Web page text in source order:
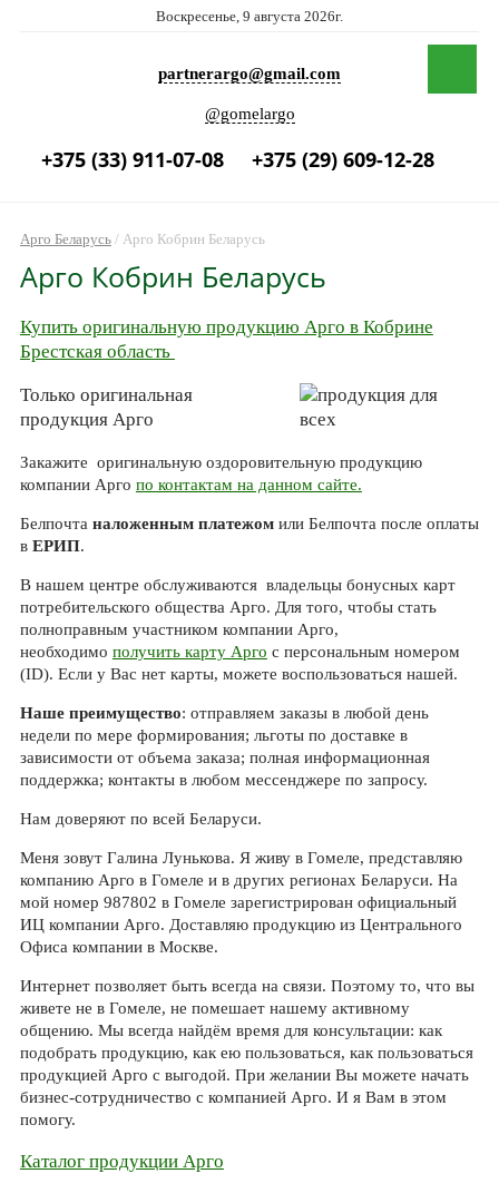
Воскресенье, 9 августа 2026г.
partnerargo@gmail.com
@gomelargo
+375 (33) 911-07-08 +375 (29) 609-12-28
Арго Беларусь/ Арго Кобрин Беларусь
Арго Кобрин Беларусь
Купить оригинальную продукцию Арго в Кобрине
Брестская область
Только оригинальная
продукция Арго
Закажите оригинальную оздоровительную продукцию
компании Арго по контактам на данном сайте.
Белпочта наложенным платежомили Белпочта после оплаты
в ЕРИП.
В нашем центре обслуживаются владельцы бонусных карт
потребительского общества Арго. Для того, чтобы стать
полноправным участником компании Арго,
необходимо получить карту Арго с персональным номером
(ID). Если у Вас нет карты, можете воспользоваться нашей.
Наше преимущество: отправляем заказы в любой день
недели по мере формирования; льготы по доставке в
зависимости от объема заказа; полная информационная
поддержка; контакты в любом мессенджере по запросу.
Нам доверяют по всей Беларуси.
Меня зовут Галина Лунькова. Я живу в Гомеле, представляю
компанию Арго в Гомеле и в других регионах Беларуси. На
мой номер 987802 в Гомеле зарегистрирован официальный
ИЦ компании Арго. Доставляю продукцию из Центрального
Офиса компании в Москве.
Интернет позволяет быть всегда на связи. Поэтому то, что вы
живете не в Гомеле, не помешает нашему активному
общению. Мы всегда найдём время для консультации: как
подобрать продукцию, как ею пользоваться, как пользоваться
продукцией Арго с выгодой. При желании Вы можете начать
бизнес-сотрудничество с компанией Арго. И я Вам в этом
помогу.
Каталог продукции Арго